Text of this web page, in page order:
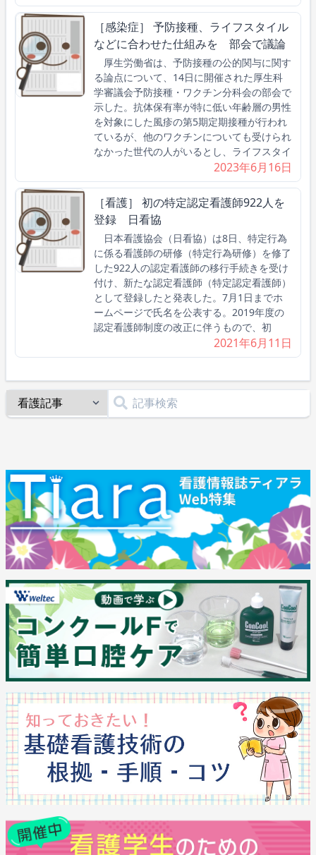
［感染症］ 予防接種、ライフスタイル
などに合わせた仕組みを 部会で議論
厚生労働省は、予防接種の公的関与に関す
る論点について、14日に開催された厚生科
学審議会予防接種・ワクチン分科会の部会で
示した。抗体保有率が特に低い年齢層の男性
を対象にした風疹の第5期定期接種が行われ
ているが、他のワクチンについても受けられ
なかった世代の人がいるとし、ライフスタイ
2023年6月16日
［看護］ 初の特定認定看護師922人を
登録 日看協
日本看護協会（日看協）は8日、特定行為
に係る看護師の研修（特定行為研修）を修了
した922人の認定看護師の移行手続きを受け
付け、新たな認定看護師（特定認定看護師）
として登録したと発表した。7月1日までホ
ームページで氏名を公表する。2019年度の
認定看護師制度の改正に伴うもので、初
2021年6月11日